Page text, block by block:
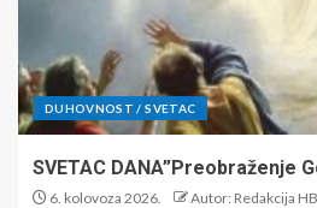
DUHOVNOST / SVETAC
SVETAC DANA”Preobraženje
6. kolovoza 2026. Autor: Redakcija HB